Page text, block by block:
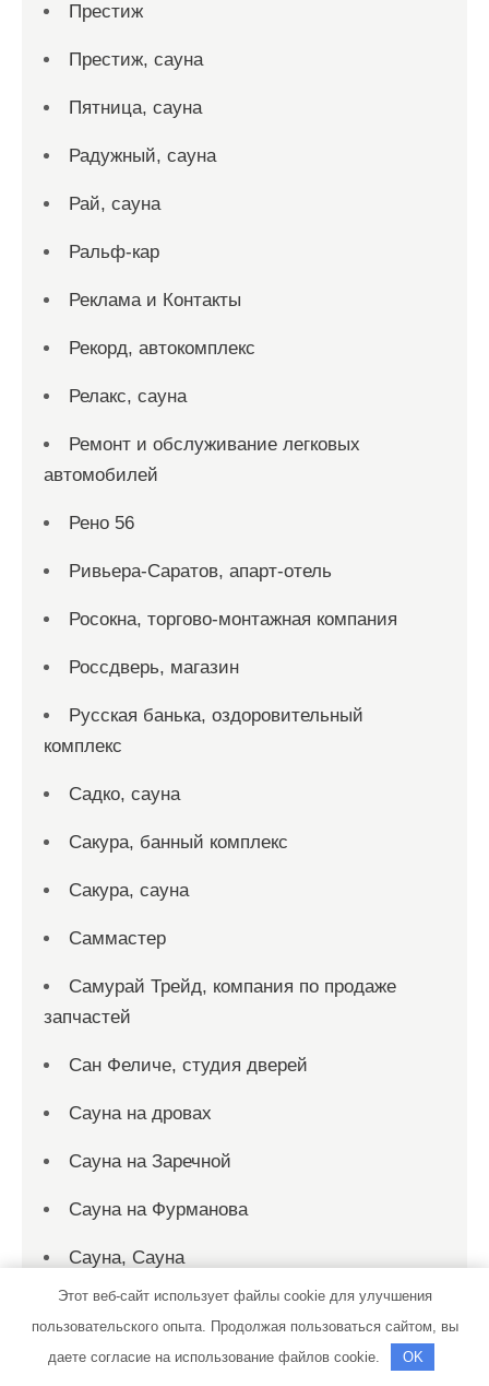
Престиж
Престиж, сауна
Пятница, сауна
Радужный, сауна
Рай, сауна
Ральф-кар
Реклама и Контакты
Рекорд, автокомплекс
Релакс, сауна
Ремонт и обслуживание легковых
автомобилей
Рено 56
Ривьера-Саратов, апарт-отель
Росокна, торгово-монтажная компания
Россдверь, магазин
Русская банька, оздоровительный
комплекс
Садко, сауна
Сакура, банный комплекс
Сакура, сауна
Саммастер
Самурай Трейд, компания по продаже
запчастей
Сан Феличе, студия дверей
Сауна на дровах
Сауна на Заречной
Сауна на Фурманова
Сауна, Сауна
Сауна, Сауна
Сауна, Сауна
Этот веб-сайт использует файлы cookie для улучшения
пользовательского опыта. Продолжая пользоваться сайтом, вы
даете согласие на использование файлов cookie.
OK